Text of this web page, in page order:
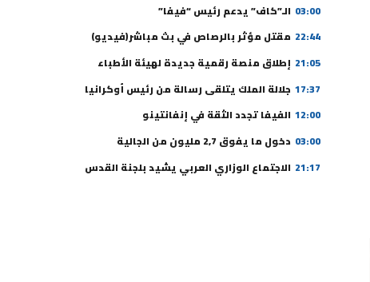
03:00 الـ”كاف” يدعم رئيس “فيفا”
22:44 مقتل مؤثر بالرصاص في بث مباشر(فيديو)
21:05 إطلاق منصة رقمية جديدة لهيئة الأطباء
17:37 جلالة الملك يتلقى رسالة من رئيس أوكرانيا
12:00 الفيفا تجدد الثقة في إنفانتينو
03:00 دخول ما يفوق 2,7 مليون من الجالية
21:17 الاجتماع الوزاري العربي يشيد بلجنة القدس